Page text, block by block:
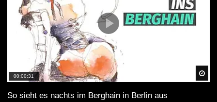
00:00:31
So sieht es nachts im Berghain in Berlin aus